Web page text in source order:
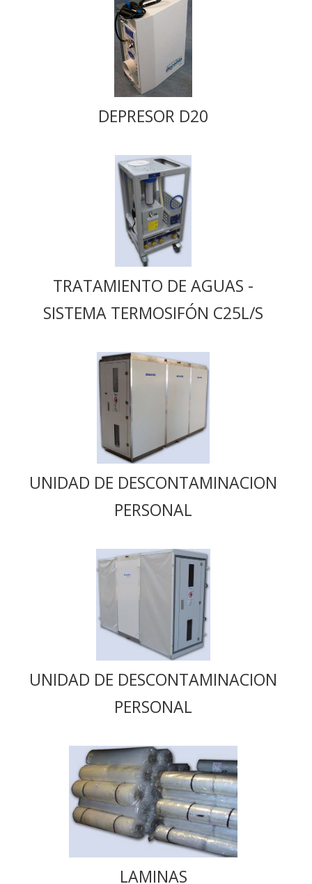
DEPRESOR D20
TRATAMIENTO DE AGUAS -
SISTEMA TERMOSIFÓN C25L/S
UNIDAD DE DESCONTAMINACION
PERSONAL
UNIDAD DE DESCONTAMINACION
PERSONAL
LAMINAS